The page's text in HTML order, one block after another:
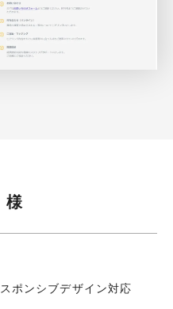
様
ポンシブデザイン対応